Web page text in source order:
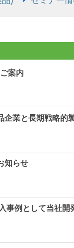
案内
業と長期戦略
知らせ
事例として当社